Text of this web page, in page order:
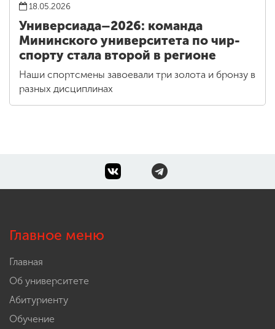
18.05.2026
Универсиада–2026: команда
Мининского университета по чир-
спорту стала второй в регионе
Наши спортсмены завоевали три золота и бронзу в
разных дисциплинах
Главное меню
Главная
Об университете
Абитуриенту
Обучение